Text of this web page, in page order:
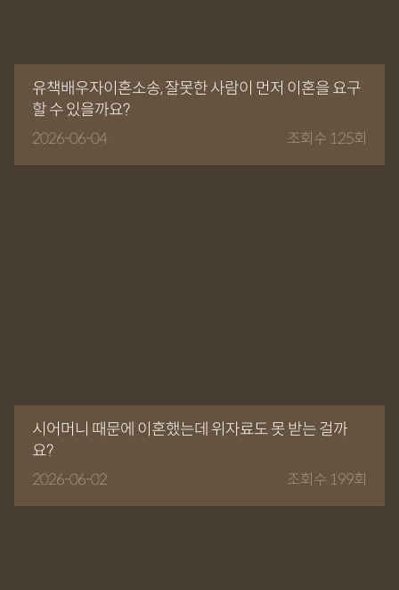
유책배우자이혼소송, 잘못한 사람이 먼저 이혼을 요구
할 수 있을까요?
2026-06-04 조회수 125회
시어머니 때문에 이혼했는데 위자료도 못 받는 걸까
요?
2026-06-02 조회수 199회